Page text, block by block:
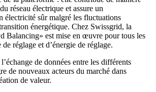
réseau électrique et assure un
électricité sûr malgré les fluctuations
énergétique. Chez Swissgrid, la
Balancing» est mise en œuvre pour tous les
réglage et d’énergie de réglage.
de données entre les différents
de nouveaux acteurs du marché dans
de valeur.